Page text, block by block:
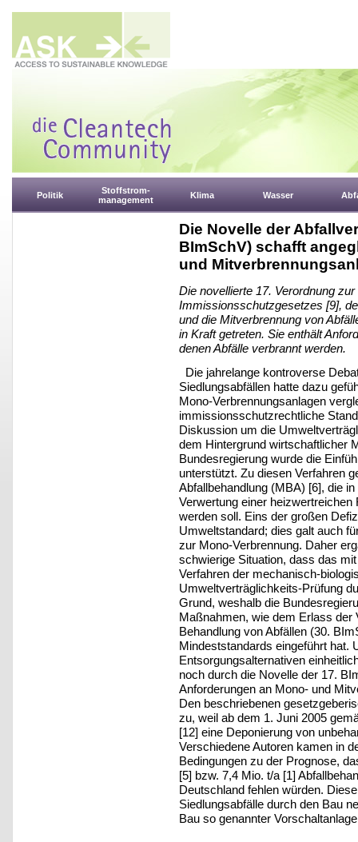
Politik
Stoffstrom-
management
Klima Wasser
Die Novelle der
BImSchV) schafft
und
Die novellierte 17. Verordnung
Immissionsschutzgesetzes [9],
und die Mitverbrennung von
in Kraft getreten. Sie enthält
denen Abfälle verbrannt werden.
Die jahrelange kontroverse
Siedlungsabfällen hatte dazu
Mono-Verbrennungsanlagen
immissionsschutzrechtliche
Diskussion um die
dem Hintergrund wirtschaftlicher
Bundesregierung wurde die
unterstützt. Zu diesen Verfahren
Abfallbehandlung (MBA) [6], die
Verwertung einer
werden soll. Eins der großen
Umweltstandard; dies galt auch
zur Mono-Verbrennung. Daher
schwierige Situation, dass das
Verfahren der mechanisch-
Umweltverträglichkeits-Prüfung
Grund, weshalb die
Maßnahmen, wie dem Erlass der
Behandlung von Abfällen (30.
Mindeststandards eingeführt hat.
Entsorgungsalternativen
noch durch die Novelle der 17.
Anforderungen an Mono- und
Den beschriebenen
zu, weil ab dem 1. Juni 2005
[12] eine Deponierung von
Verschiedene Autoren kamen in
Bedingungen zu der Prognose,
[5] bzw. 7,4 Mio. t/a [1]
Deutschland fehlen würden.
Siedlungsabfälle durch den Bau
Bau so genannter